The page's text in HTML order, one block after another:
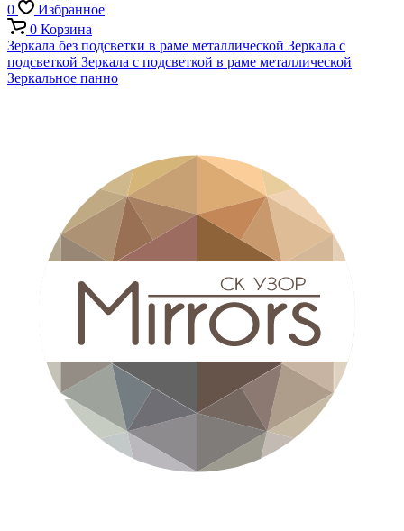
0
Избранное
0 Корзина
Зеркала без подсветки в раме металлической Зеркала с
подсветкой Зеркала с подсветкой в раме металлической
Зеркальное панно